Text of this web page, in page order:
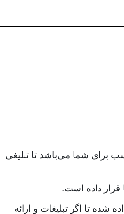
برای شما می‌باشد تا تبلیغی
قرار داده است.
تا اگر تبلیغات و ارائه